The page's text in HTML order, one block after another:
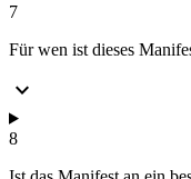
7
Für wen ist dieses
expand_more
8